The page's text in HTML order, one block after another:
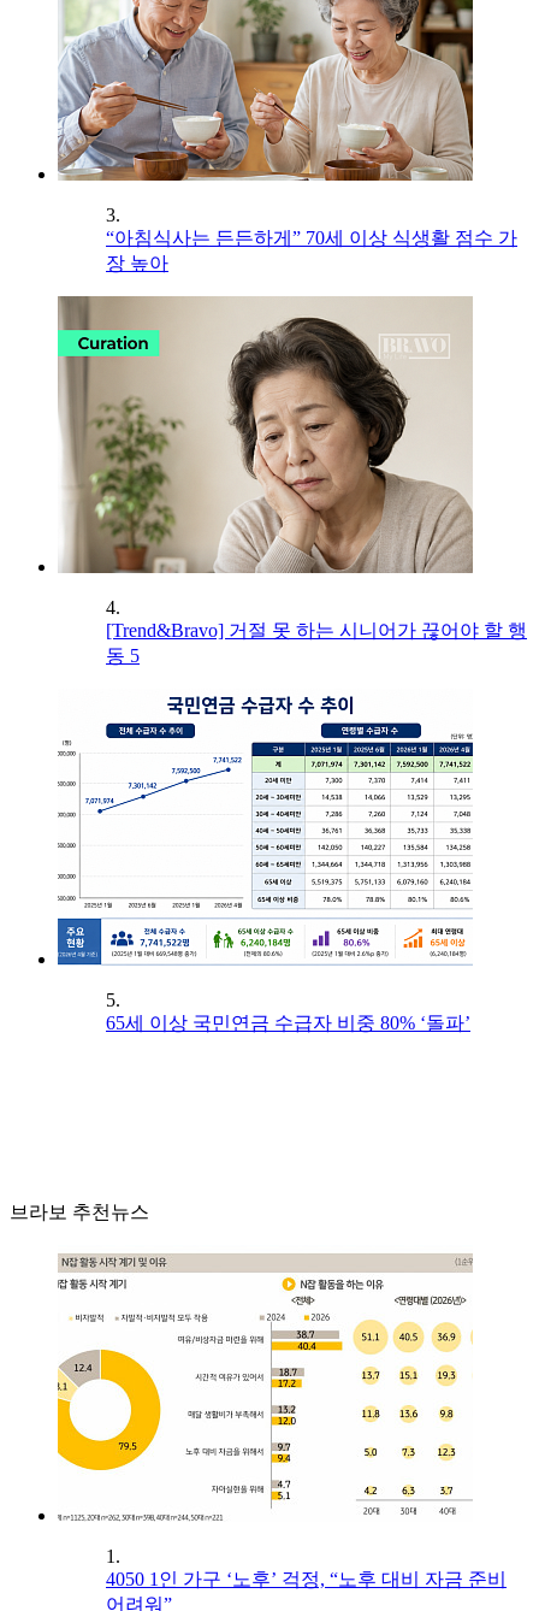
3.
“아침식사는 든든하게” 70세 이상 식생활 점수 가
장 높아
4.
[Trend&Bravo] 거절 못 하는 시니어가 끊어야 할 행
동 5
5.
65세 이상 국민연금 수급자 비중 80% ‘돌파’
브라보 추천뉴스
1.
4050 1인 가구 ‘노후’ 걱정, “노후 대비 자금 준비
어려워”